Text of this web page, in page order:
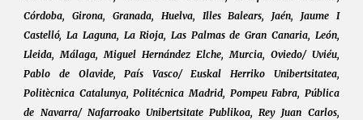
Córdoba, Girona, Granada, Huelva, Illes Balears, Jaén, Jaume I
Castelló, La Laguna, La Rioja, Las Palmas de Gran Canaria, León,
Lleida, Málaga, Miguel Hernández Elche, Murcia, Oviedo/ Uviéu,
Pablo de Olavide, País Vasco/ Euskal Herriko Unibertsitatea,
Politècnica Catalunya, Politécnica Madrid, Pompeu Fabra, Pública
de Navarra/ Nafarroako Unibertsitate Publikoa, Rey Juan Carlos,